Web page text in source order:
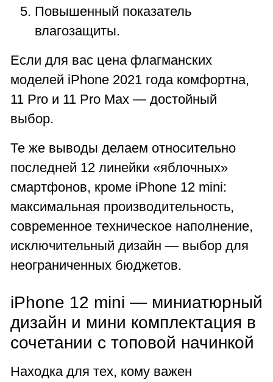
Повышенный показатель
влагозащиты.
Если для вас цена флагманских
моделей iPhone 2021 года комфортна,
11 Pro и 11 Pro Max — достойный
выбор.
Те же выводы делаем относительно
последней 12 линейки «яблочных»
смартфонов, кроме iPhone 12 mini:
максимальная производительность,
современное техническое наполнение,
исключительный дизайн — выбор для
неограниченных бюджетов.
iPhone 12 mini — миниатюрный
дизайн и мини комплектация в
сочетании с топовой начинкой
Находка для тех, кому важен